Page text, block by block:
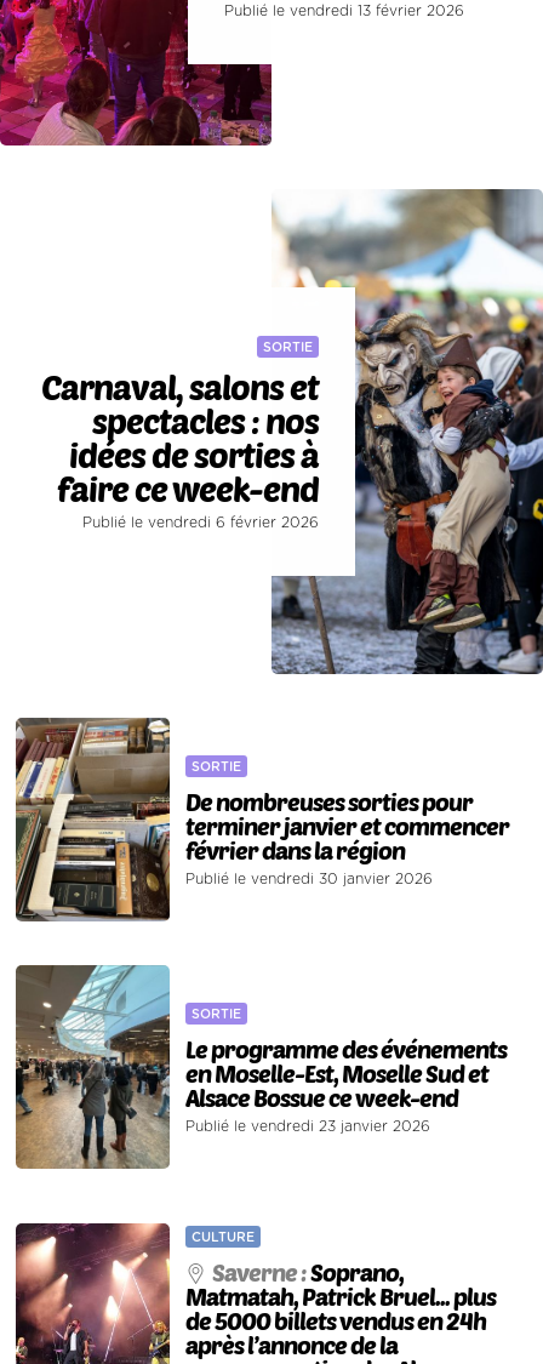
Publié le vendredi 13 février 2026
SORTIE
Carnaval, salons et
spectacles : nos
idées de sorties à
faire ce week-end
Publié le vendredi 6 février 2026
SORTIE
De nombreuses sorties pour
terminer janvier et commencer
février dans la région
Publié le vendredi 30 janvier 2026
SORTIE
Le programme des événements
en Moselle-Est, Moselle Sud et
Alsace Bossue ce week-end
Publié le vendredi 23 janvier 2026
CULTURE
Saverne :Soprano,
Matmatah, Patrick Bruel... plus
de 5000 billets vendus en 24h
après l’annonce de la